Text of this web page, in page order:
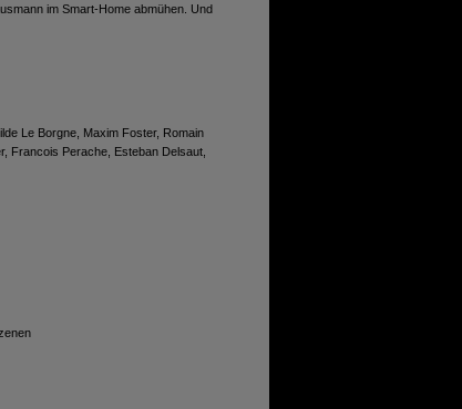
im Smart-Home abmühen. Und
Le Borgne, Maxim Foster, Romain
Francois Perache, Esteban Delsaut,